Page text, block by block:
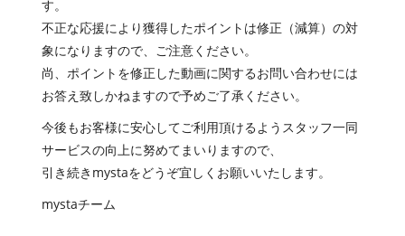
す。
不正な応援により獲得したポイントは修正（減算）の対
象になりますので、ご注意ください。
尚、ポイントを修正した動画に関するお問い合わせには
お答え致しかねますので予めご了承ください。
今後もお客様に安心してご利用頂けるようスタッフ一同
サービスの向上に努めてまいりますので、
引き続きmystaをどうぞ宜しくお願いいたします。
mystaチーム